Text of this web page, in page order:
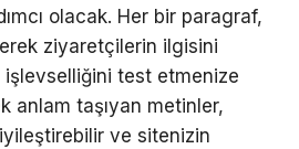
olacak. Her bir paragraf,
ziyaretçilerin ilgisini
test etmenize
anlam taşıyan metinler,
ve sitenizin